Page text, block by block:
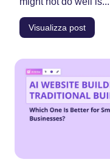
Visualizza post